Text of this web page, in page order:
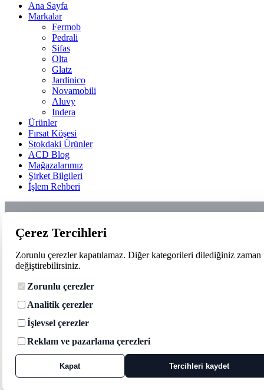
Ana Sayfa
Markalar
Fermob
Pedrali
Sifas
Olta
Glatz
Jardinico
Novamobili
Aluvy
Indera
Ürünler
Fırsat Köşesi
Stokdaki Ürünler
ACD Blog
Mağazalarımız
Şirket Bilgileri
İşlem Rehberi
Çerez tercihleri
Çerez Tercihleri
Zorunlu çerezler kapatılamaz. Diğer kategorileri dilediğiniz zaman
değiştirebilirsiniz.
Zorunlu çerezler
Analitik çerezler
İşlevsel çerezler
Reklam ve pazarlama çerezleri
Kapat Tercihleri kaydet